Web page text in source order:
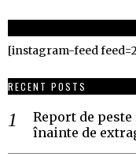
[instagram-feed
RECENT POSTS
Report de
înainte de